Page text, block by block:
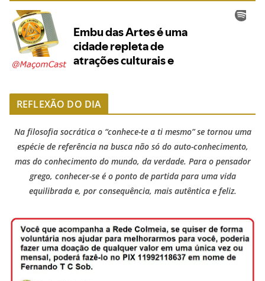
REFLEXÃO DO DIA
Na filosofia socrática o “conhece-te a ti mesmo” se tornou uma
espécie de referência na busca não só do auto-conhecimento,
mas do conhecimento do mundo, da verdade. Para o pensador
grego, conhecer-se é o ponto de partida para uma vida
equilibrada e, por consequência, mais autêntica e feliz.